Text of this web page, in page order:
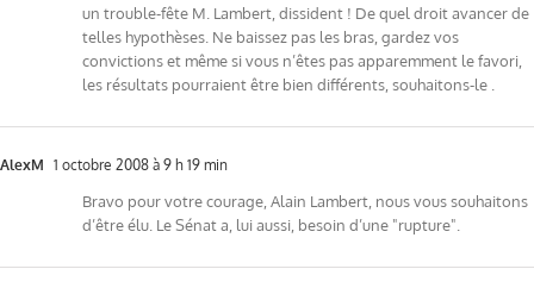
un trouble-fête M. Lambert, dissident ! De quel droit avancer de
telles hypothèses. Ne baissez pas les bras, gardez vos
convictions et même si vous n’êtes pas apparemment le favori,
les résultats pourraient être bien différents, souhaitons-le .
AlexM 1 octobre 2008 à 9 h 19 min
Bravo pour votre courage, Alain Lambert, nous vous souhaitons
d’être élu. Le Sénat a, lui aussi, besoin d’une "rupture".